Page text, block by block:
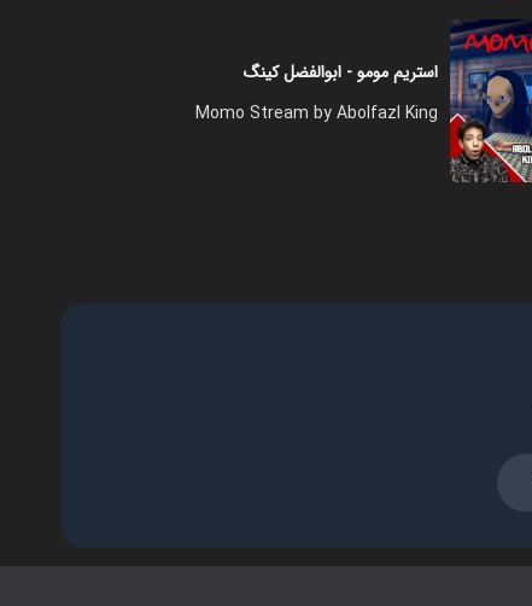
استریم مومو - ابوالفضل کینگ
Momo Stream by Abolfazl King